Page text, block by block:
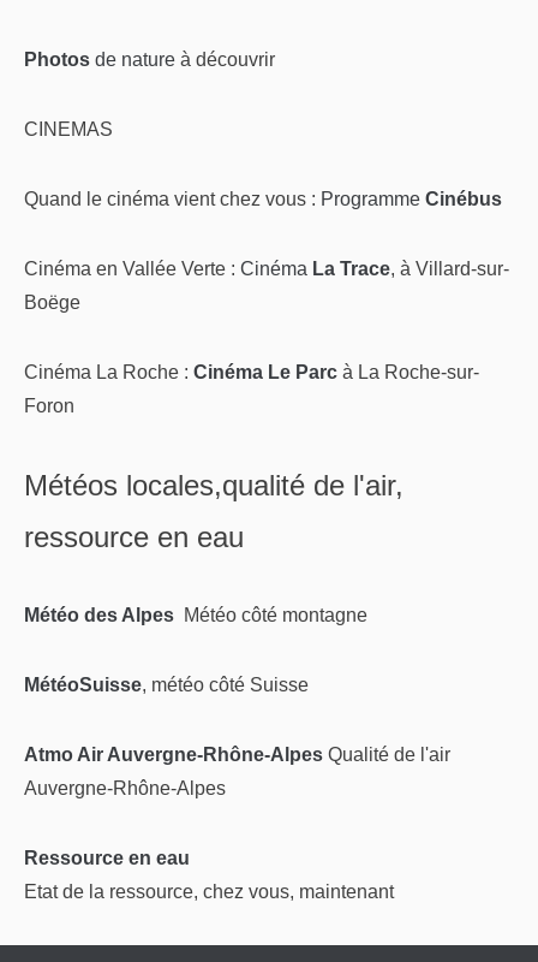
Photos de nature à découvrir
CINEMAS
Quand le cinéma vient chez vous : Programme Cinébus
Cinéma en Vallée Verte : Cinéma La Trace, à Villard-sur-
Boëge
Cinéma La Roche : Cinéma Le Parc à La Roche-sur-
Foron
Météos locales,qualité de l'air,
ressource en eau
Météo des Alpes Météo côté montagne
MétéoSuisse, météo côté Suisse
Atmo Air Auvergne-Rhône-Alpes Qualité de l'air
Auvergne-Rhône-Alpes
Ressource en eau
Etat de la ressource, chez vous, maintenant